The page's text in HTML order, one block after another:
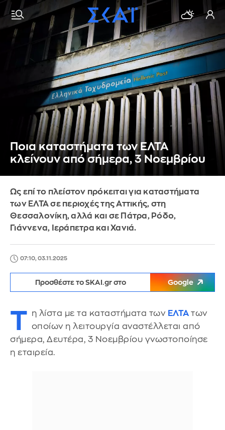
Ποια καταστήματα των ΕΛΤΑ
κλείνουν από σήμερα, 3 Νοεμβρίου
Ως επί το πλείστον πρόκειται για καταστήματα
των ΕΛΤΑ σε περιοχές της Αττικής, στη
Θεσσαλονίκη, αλλά και σε Πάτρα, Ρόδο,
Γιάννενα, Ιεράπετρα και Χανιά.
07:10, 03.11.2025
Προσθέστε το SKAI.gr στο Google
Τ η λίστα με τα καταστήματα των ΕΛΤΑ των
οποίων η λειτουργία αναστέλλεται από
σήμερα, Δευτέρα, 3 Νοεμβρίου γνωστοποίησε
η εταιρεία.